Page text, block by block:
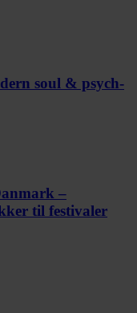
soul & psych-
–
til festivaler